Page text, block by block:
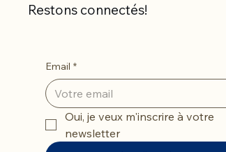
Restons connectés!
Email *
Oui, je veux m'inscrire à votre
newsletter